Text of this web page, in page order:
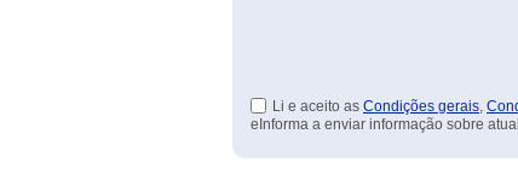
Li e aceito as Condições gerais,
eInforma a enviar informação sobre